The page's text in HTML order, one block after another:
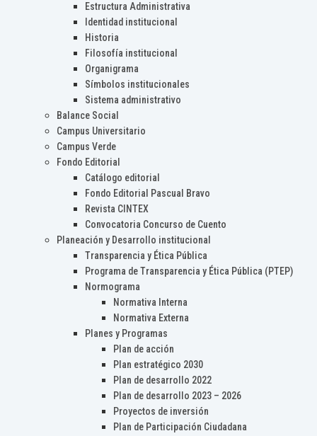
Estructura Administrativa
Identidad institucional
Historia
Filosofía institucional
Organigrama
Símbolos institucionales
Sistema administrativo
Balance Social
Campus Universitario
Campus Verde
Fondo Editorial
Catálogo editorial
Fondo Editorial Pascual Bravo
Revista CINTEX
Convocatoria Concurso de Cuento
Planeación y Desarrollo institucional
Transparencia y Ética Pública
Programa de Transparencia y Ética Pública (PTEP)
Normograma
Normativa Interna
Normativa Externa
Planes y Programas
Plan de acción
Plan estratégico 2030
Plan de desarrollo 2022
Plan de desarrollo 2023 – 2026
Proyectos de inversión
Plan de Participación Ciudadana